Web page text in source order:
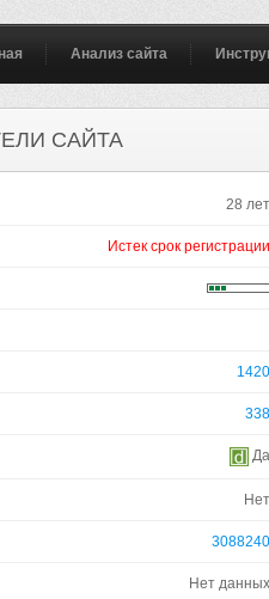
Анализ сайта
САЙТА
28 лет
Истек срок регистрации
1420
338
Да
Нет
3088240
Нет данных